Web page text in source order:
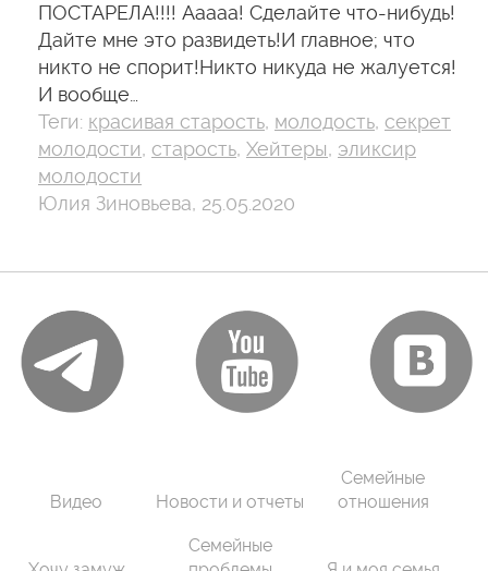
ПОСТАРЕЛА!!!! Ааааа! Сделайте что-нибудь!
Дайте мне это развидеть!И главное; что
никто не спорит!Никто никуда не жалуется!
И вообще…
Теги: красивая старость, молодость, секрет
молодости, старость, Хейтеры, эликсир
молодости
Юлия Зиновьева, 25.05.2020
Видео Новости и отчеты
Семейные
отношения
Семейные